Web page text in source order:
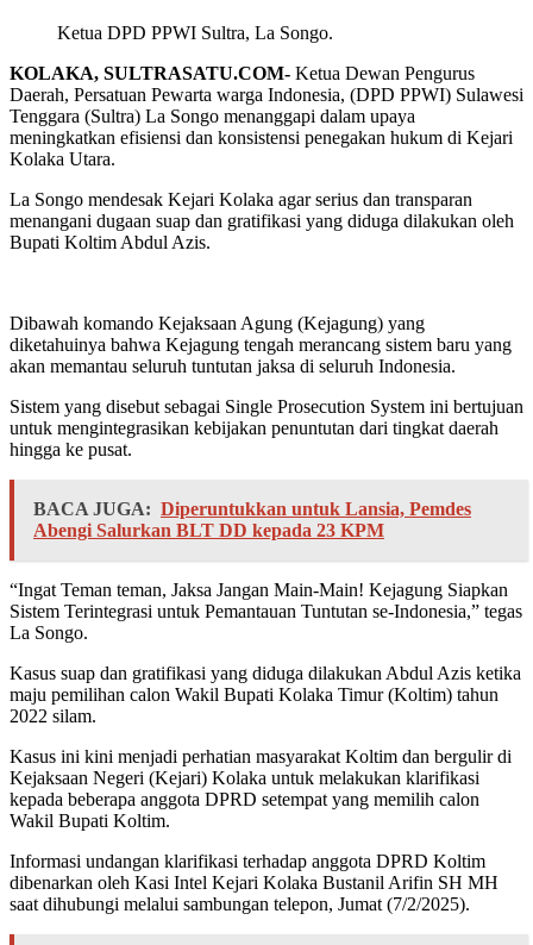
Ketua DPD PPWI Sultra, La Songo.
KOLAKA, SULTRASATU.COM- Ketua Dewan Pengurus
Daerah, Persatuan Pewarta warga Indonesia, (DPD PPWI) Sulawesi
Tenggara (Sultra) La Songo menanggapi dalam upaya
meningkatkan efisiensi dan konsistensi penegakan hukum di Kejari
Kolaka Utara.
La Songo mendesak Kejari Kolaka agar serius dan transparan
menangani dugaan suap dan gratifikasi yang diduga dilakukan oleh
Bupati Koltim Abdul Azis.
Dibawah komando Kejaksaan Agung (Kejagung) yang
diketahuinya bahwa Kejagung tengah merancang sistem baru yang
akan memantau seluruh tuntutan jaksa di seluruh Indonesia.
Sistem yang disebut sebagai Single Prosecution System ini bertujuan
untuk mengintegrasikan kebijakan penuntutan dari tingkat daerah
hingga ke pusat.
BACA JUGA: Diperuntukkan untuk Lansia, Pemdes
Abengi Salurkan BLT DD kepada 23 KPM
“Ingat Teman teman, Jaksa Jangan Main-Main! Kejagung Siapkan
Sistem Terintegrasi untuk Pemantauan Tuntutan se-Indonesia,” tegas
La Songo.
Kasus suap dan gratifikasi yang diduga dilakukan Abdul Azis ketika
maju pemilihan calon Wakil Bupati Kolaka Timur (Koltim) tahun
2022 silam.
Kasus ini kini menjadi perhatian masyarakat Koltim dan bergulir di
Kejaksaan Negeri (Kejari) Kolaka untuk melakukan klarifikasi
kepada beberapa anggota DPRD setempat yang memilih calon
Wakil Bupati Koltim.
Informasi undangan klarifikasi terhadap anggota DPRD Koltim
dibenarkan oleh Kasi Intel Kejari Kolaka Bustanil Arifin SH MH
saat dihubungi melalui sambungan telepon, Jumat (7/2/2025).